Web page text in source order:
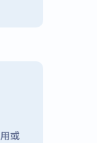
或